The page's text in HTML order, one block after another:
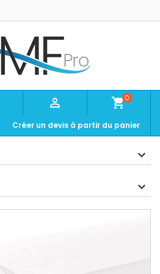
 shopping_cart0
Créer un devis à partir du panier